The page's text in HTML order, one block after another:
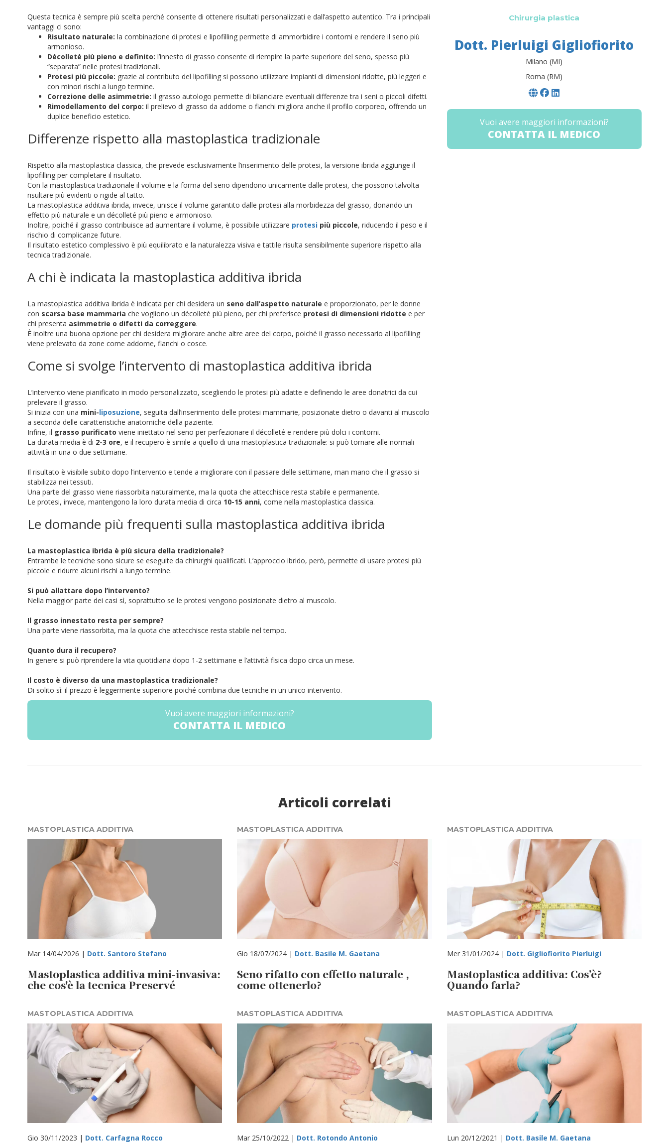
Questa tecnica è sempre più scelta perché consente di ottenere risultati personalizzati e dall’aspetto autentico. Tra i principali
vantaggi ci sono:
Risultato naturale: la combinazione di protesi e lipofilling permette di ammorbidire i contorni e rendere il seno più
armonioso.
Décolleté più pieno e definito: l’innesto di grasso consente di riempire la parte superiore del seno, spesso più
“separata” nelle protesi tradizionali.
Protesi più piccole: grazie al contributo del lipofilling si possono utilizzare impianti di dimensioni ridotte, più leggeri e
con minori rischi a lungo termine.
Correzione delle asimmetrie: il grasso autologo permette di bilanciare eventuali differenze tra i seni o piccoli difetti.
Rimodellamento del corpo: il prelievo di grasso da addome o fianchi migliora anche il profilo corporeo, offrendo un
duplice beneficio estetico.
Differenze rispetto alla mastoplastica tradizionale
Rispetto alla mastoplastica classica, che prevede esclusivamente l’inserimento delle protesi, la versione ibrida aggiunge il
lipofilling per completare il risultato.
Con la mastoplastica tradizionale il volume e la forma del seno dipendono unicamente dalle protesi, che possono talvolta
risultare più evidenti o rigide al tatto.
La mastoplastica additiva ibrida, invece, unisce il volume garantito dalle protesi alla morbidezza del grasso, donando un
effetto più naturale e un décolleté più pieno e armonioso.
Inoltre, poiché il grasso contribuisce ad aumentare il volume, è possibile utilizzare protesi più piccole, riducendo il peso e il
rischio di complicanze future.
Il risultato estetico complessivo è più equilibrato e la naturalezza visiva e tattile risulta sensibilmente superiore rispetto alla
tecnica tradizionale.
A chi è indicata la mastoplastica additiva ibrida
La mastoplastica additiva ibrida è indicata per chi desidera un seno dall’aspetto naturale e proporzionato, per le donne
con scarsa base mammaria che vogliono un décolleté più pieno, per chi preferisce protesi di dimensioni ridotte e per
chi presenta asimmetrie o difetti da correggere.
È inoltre una buona opzione per chi desidera migliorare anche altre aree del corpo, poiché il grasso necessario al lipofilling
viene prelevato da zone come addome, fianchi o cosce.
Come si svolge l’intervento di mastoplastica additiva ibrida
L’intervento viene pianificato in modo personalizzato, scegliendo le protesi più adatte e definendo le aree donatrici da cui
prelevare il grasso.
Si inizia con una mini-liposuzione, seguita dall’inserimento delle protesi mammarie, posizionate dietro o davanti al muscolo
a seconda delle caratteristiche anatomiche della paziente.
Infine, il grasso purificato viene iniettato nel seno per perfezionare il décolleté e rendere più dolci i contorni.
La durata media è di 2-3 ore, e il recupero è simile a quello di una mastoplastica tradizionale: si può tornare alle normali
attività in una o due settimane.
Il risultato è visibile subito dopo l’intervento e tende a migliorare con il passare delle settimane, man mano che il grasso si
stabilizza nei tessuti.
Una parte del grasso viene riassorbita naturalmente, ma la quota che attecchisce resta stabile e permanente.
Le protesi, invece, mantengono la loro durata media di circa 10-15 anni, come nella mastoplastica classica.
Le domande più frequenti sulla mastoplastica additiva ibrida
La mastoplastica ibrida è più sicura della tradizionale?
Entrambe le tecniche sono sicure se eseguite da chirurghi qualificati. L’approccio ibrido, però, permette di usare protesi più
piccole e ridurre alcuni rischi a lungo termine.
Si può allattare dopo l’intervento?
Nella maggior parte dei casi sì, soprattutto se le protesi vengono posizionate dietro al muscolo.
Il grasso innestato resta per sempre?
Una parte viene riassorbita, ma la quota che attecchisce resta stabile nel tempo.
Quanto dura il recupero?
In genere si può riprendere la vita quotidiana dopo 1-2 settimane e l’attività fisica dopo circa un mese.
Il costo è diverso da una mastoplastica tradizionale?
Di solito sì: il prezzo è leggermente superiore poiché combina due tecniche in un unico intervento.
Vuoi avere maggiori informazioni?
CONTATTA IL MEDICO
Chirurgia plastica
Dott. Pierluigi Gigliofiorito
Milano (MI)
Roma (RM)
Vuoi avere maggiori informazioni?
CONTATTA IL MEDICO
Articoli correlati
MASTOPLASTICA ADDITIVA
Mar 14/04/2026 | Dott. Santoro Stefano
Mastoplastica additiva mini-invasiva:
che cos'è la tecnica Preservé
MASTOPLASTICA ADDITIVA
Gio 18/07/2024 | Dott. Basile M. Gaetana
Seno rifatto con effetto naturale ,
come ottenerlo?
MASTOPLASTICA ADDITIVA
Mer 31/01/2024 | Dott. Gigliofiorito Pierluigi
Mastoplastica additiva: Cos’è?
Quando farla?
MASTOPLASTICA ADDITIVA
Gio 30/11/2023 | Dott. Carfagna Rocco
MASTOPLASTICA ADDITIVA
Mar 25/10/2022 | Dott. Rotondo Antonio
MASTOPLASTICA ADDITIVA
Lun 20/12/2021 | Dott. Basile M. Gaetana